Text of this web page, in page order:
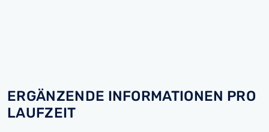
ERGÄNZENDE INFORMATIONEN PRO
LAUFZEIT